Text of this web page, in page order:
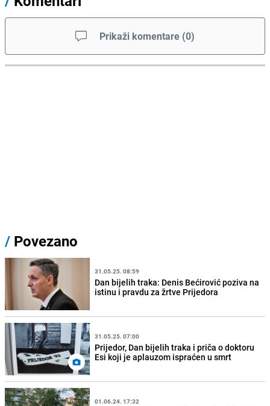
Prikaži komentare (0)
/ Povezano
31.05.25. 08:59
Dan bijelih traka: Denis Bećirović poziva na
istinu i pravdu za žrtve Prijedora
31.05.25. 07:00
Prijedor, Dan bijelih traka i priča o doktoru
Esi koji je aplauzom ispraćen u smrt
01.06.24. 17:32